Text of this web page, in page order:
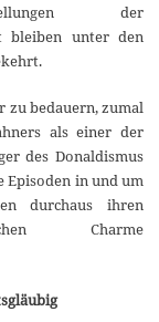
der
bleiben unter den
zu bedauern, zumal
als einer der
des Donaldismus
Episoden in und um
durchaus ihren
Charme